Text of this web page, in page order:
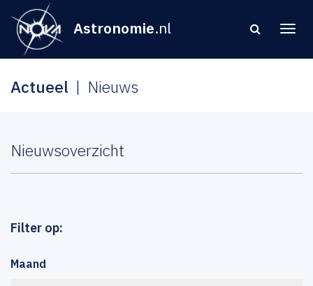
Astronomie.nl
Actueel Nieuws
Nieuwsoverzicht
Filter op:
Maand